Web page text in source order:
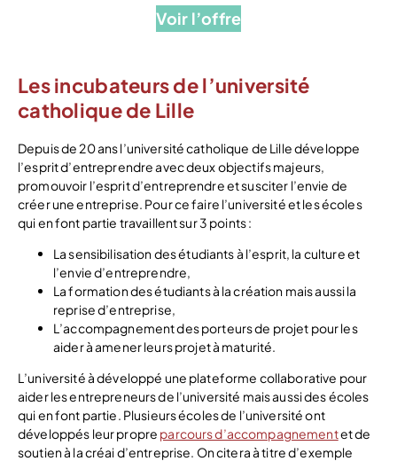
Voir l’offre
Les incubateurs de l’université
catholique de Lille
Depuis de 20 ans l’université catholique de Lille développe
l’esprit d’entreprendre avec deux objectifs majeurs,
promouvoir l’esprit d’entreprendre et susciter l’envie de
créer une entreprise. Pour ce faire l’université et les écoles
qui en font partie travaillent sur 3 points :
La sensibilisation des étudiants à l’esprit, la culture et
l’envie d’entreprendre,
La formation des étudiants à la création mais aussi la
reprise d’entreprise,
L’accompagnement des porteurs de projet pour les
aider à amener leurs projet à maturité.
L’université à développé une plateforme collaborative pour
aider les entrepreneurs de l’université mais aussi des écoles
qui en font partie. Plusieurs écoles de l’université ont
développés leur propre parcours d’accompagnementet de
soutien à la créai d’entreprise. On citera à titre d’exemple